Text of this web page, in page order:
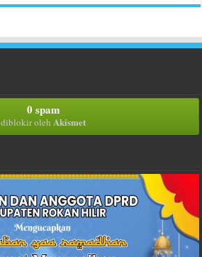
0 spam
diblokir oleh Akismet